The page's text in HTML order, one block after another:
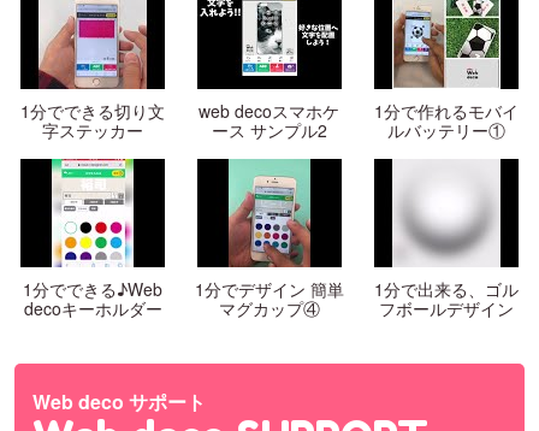
1分でできる切り文
字ステッカー
web decoスマホケ
ース サンプル2
1分で作れるモバイ
ルバッテリー①
1分でできる♪Web
decoキーホルダー
1分でデザイン 簡単
マグカップ④
1分で出来る、ゴル
フボールデザイン
Web deco サポート